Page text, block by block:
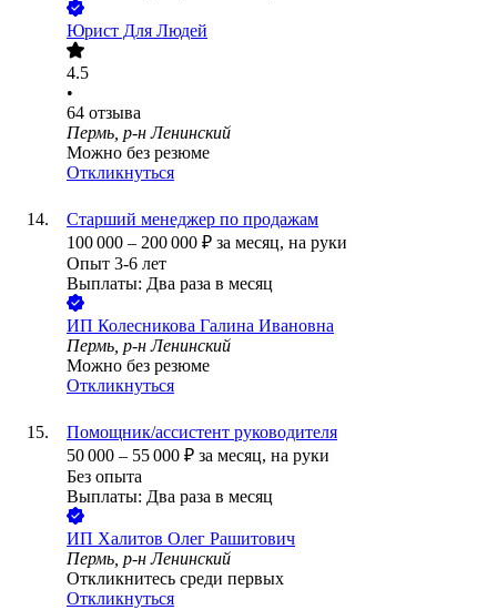
Юрист Для Людей
4.5
•
64 отзыва
Пермь, р-н Ленинский
Можно без резюме
Откликнуться
Старший менеджер по продажам
100 000 – 200 000 ₽ за месяц, на руки
Опыт 3-6 лет
Выплаты: Два раза в месяц
ИП Колесникова Галина Ивановна
Пермь, р-н Ленинский
Можно без резюме
Откликнуться
Помощник/ассистент руководителя
50 000 – 55 000 ₽ за месяц, на руки
Без опыта
Выплаты: Два раза в месяц
ИП Халитов Олег Рашитович
Пермь, р-н Ленинский
Откликнитесь среди первых
Откликнуться